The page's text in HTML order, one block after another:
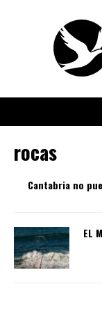
rocas
Cantabria no
EL